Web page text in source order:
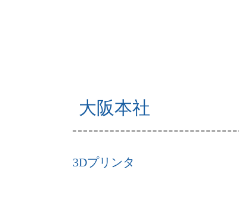
大阪本社
3Dプリンタ